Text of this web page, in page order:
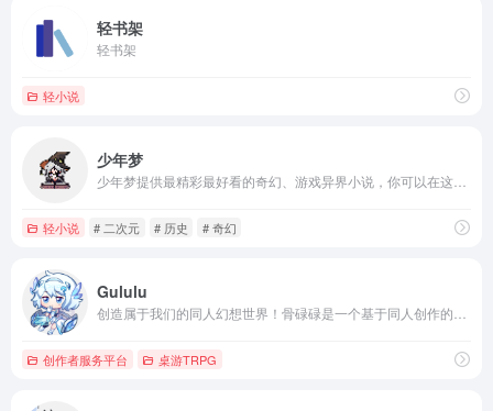
轻书架
轻书架
轻小说
少年梦
轻小说 # 二次元 # 历史 # 奇幻
Gululu
创作者服务平台 桌游TRPG